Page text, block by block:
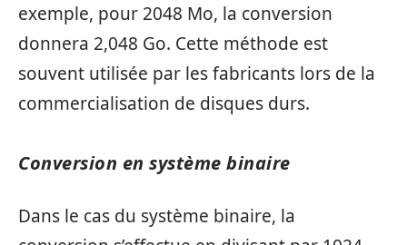
exemple, pour 2048 Mo, la conversion
donnera 2,048 Go. Cette méthode est
souvent utilisée par les fabricants lors de la
commercialisation de disques durs.
Conversion en système binaire
Dans le cas du système binaire, la